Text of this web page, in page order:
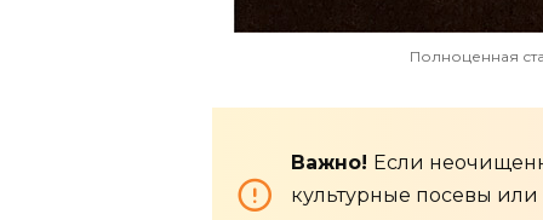
Полноценная
Важно! Если
культурные посевы или